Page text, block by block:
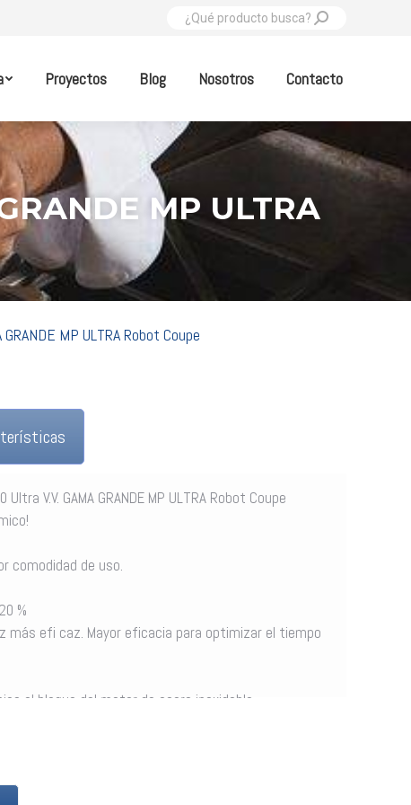
Buscar:
Proyectos Blog Nosotros Contacto
MP ULTRA
MP ULTRA Robot Coupe
V.V. GAMA GRANDE MP ULTRA Robot Coupe
comodidad de uso.
%
más efi caz. Mayor eficacia para optimizar el tiempo
al bloque del motor de acero inoxidable.
Combi, el botón de velocidad variable es aún más